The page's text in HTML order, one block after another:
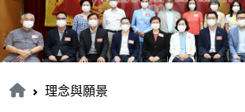
理念與願景